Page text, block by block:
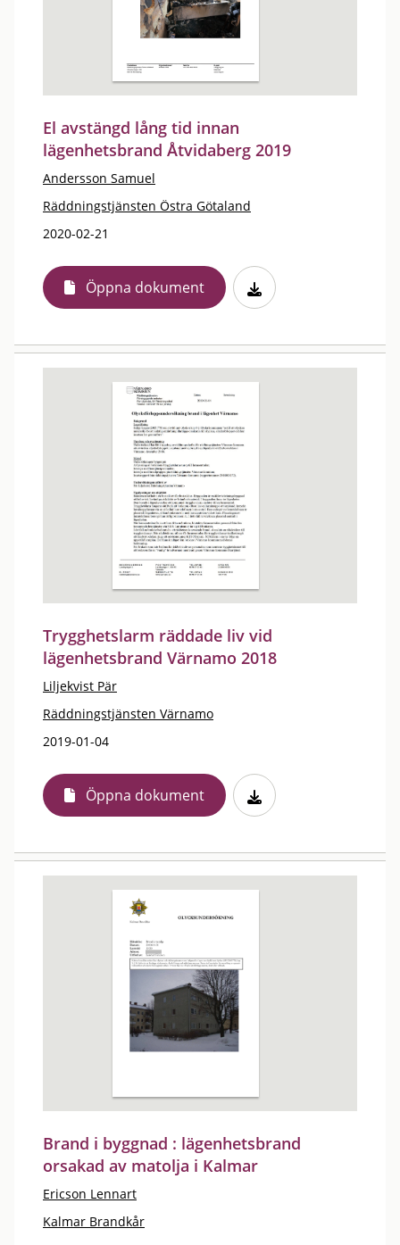
El avstängd lång tid innan
lägenhetsbrand Åtvidaberg 2019
Andersson Samuel
Räddningstjänsten Östra Götaland
2020-02-21
Öppna dokument
Trygghetslarm räddade liv vid
lägenhetsbrand Värnamo 2018
Liljekvist Pär
Räddningstjänsten Värnamo
2019-01-04
Öppna dokument
Brand i byggnad : lägenhetsbrand
orsakad av matolja i Kalmar
Ericson Lennart
Kalmar Brandkår